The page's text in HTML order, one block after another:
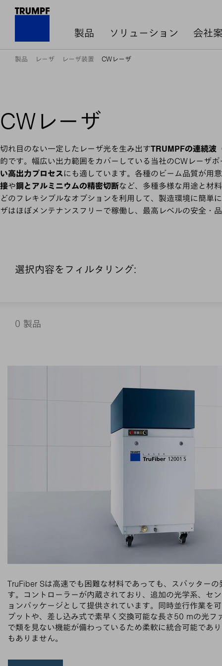
製品 ソリューション 会社
製品 レーザ レーザ装置 CWレーザ
CWレーザ
切れ目のない一定したレーザ光を生み出すTRUMPFの連続波
的です。幅広い出力範囲をカバーしている当社のCWレーザ
い高出力プロセスにも適しています。各種のビーム品質が用
接や鋼とアルミニウムの精密切断など、多種多様な用途と材
どのフレキシブルなオプションを利用して、製造環境に簡単
ザはほぼメンテナンスフリーで稼働し、最高レベルの安全・
選択内容をフィルタリング:
0 製品
TruFiber Sは高速でも困難な材料であっても、スパッター
す。コントローラーが内蔵されており、追加の光学系、セ
ョンパッケージとして提供されています。同時並行作業を
プットや、差し込み式で素早く交換可能な長さ50 mの光フ
で類を見ない機能が備わっているため柔軟に統合可能であ
もありません。